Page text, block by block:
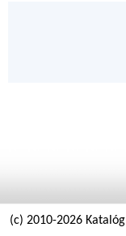
(c) 2010-2026